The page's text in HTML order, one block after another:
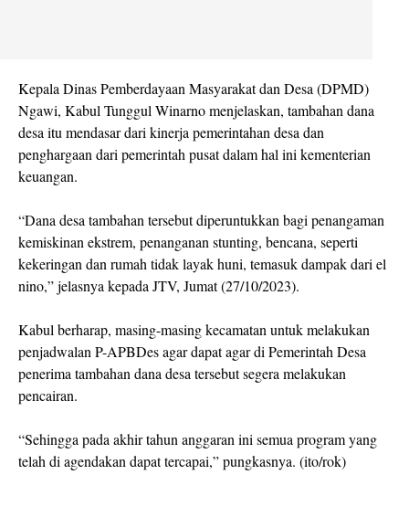
Kepala Dinas Pemberdayaan Masyarakat dan Desa (DPMD)
Ngawi, Kabul Tunggul Winarno menjelaskan, tambahan dana
desa itu mendasar dari kinerja pemerintahan desa dan
penghargaan dari pemerintah pusat dalam hal ini kementerian
keuangan.
“Dana desa tambahan tersebut diperuntukkan bagi penangaman
kemiskinan ekstrem, penanganan stunting, bencana, seperti
kekeringan dan rumah tidak layak huni, temasuk dampak dari el
nino,” jelasnya kepada JTV, Jumat (27/10/2023).
Kabul berharap, masing-masing kecamatan untuk melakukan
penjadwalan P-APBDes agar dapat agar di Pemerintah Desa
penerima tambahan dana desa tersebut segera melakukan
pencairan.
“Sehingga pada akhir tahun anggaran ini semua program yang
telah di agendakan dapat tercapai,” pungkasnya. (ito/rok)